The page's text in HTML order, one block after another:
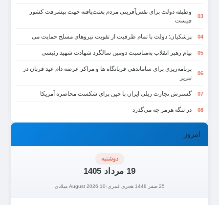
03
وظیفه دولت برای نقش‌آفرینی مردم بعثت‌یافته جهت پیشرفت کشور
چیست
04 پزشکیان: دولت با تمام ظرفیت از تقویت نیروهای مسلح حمایت می
05 پیام رهبر انقلاب به‌مناسبت دومین سالگرد شهادت شهید رئیسی
06
برنامه‌ریزی برای ساماندهی قربانگاه ها و مراکز عرضه دام عید قربان در
تبریز
07 گسترش تجارت ریلی ایران با چین برای شکست محاصره آمریکا
08 در تنگه هرمز چه می‌گذرد
امروز
دوشنبه
19 مرداد 1405
25 صفر 1448 هجری قمری •10 August 2026 میلادی